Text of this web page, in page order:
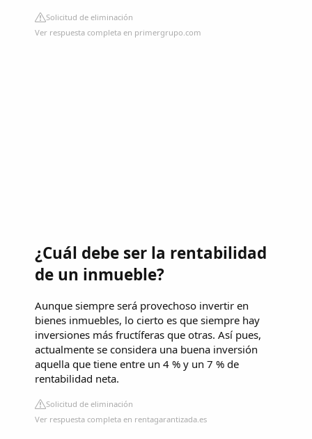
Solicitud de eliminación
Ver respuesta completa en primergrupo.com
¿Cuál debe ser la rentabilidad
de un inmueble?
Aunque siempre será provechoso invertir en
bienes inmuebles, lo cierto es que siempre hay
inversiones más fructíferas que otras. Así pues,
actualmente se considera una buena inversión
aquella que tiene entre un 4 % y un 7 % de
rentabilidad neta.
Solicitud de eliminación
Ver respuesta completa en rentagarantizada.es